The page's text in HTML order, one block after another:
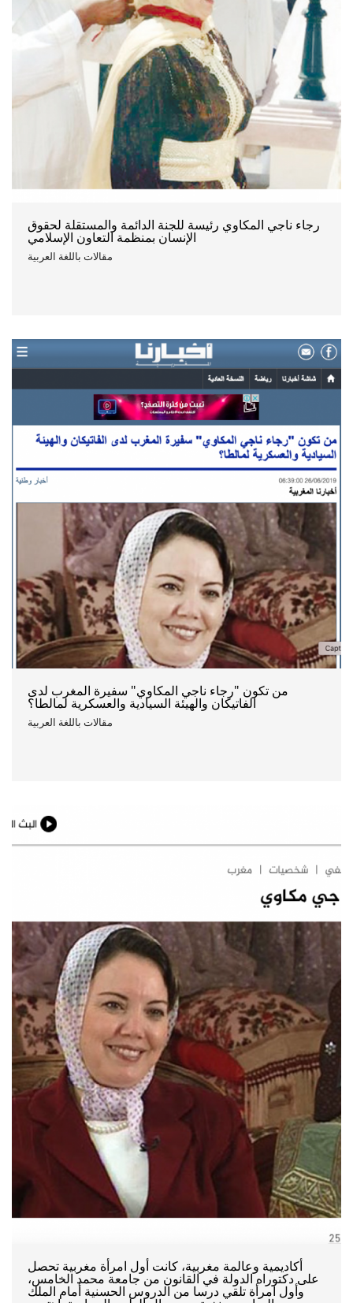
رجاء ناجي المكاوي رئيسة للجنة الدائمة والمستقلة لحقوق
الإنسان بمنظمة التعاون الإسلامي
مقالات باللغة العربية
من تكون "رجاء ناجي المكاوي" سفيرة المغرب لدى
الفاتيكان والهيئة السيادية والعسكرية لمالطا؟
مقالات باللغة العربية
أكاديمية وعالمة مغربية، كانت أول امرأة مغربية تحصل
على دكتوراه الدولة في القانون من جامعة محمد الخامس،
وأول امرأة تلقي درسا من الدروس الحسنية أمام الملك